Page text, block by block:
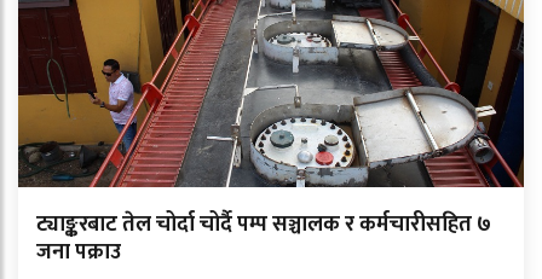
ट्याङ्करबाट तेल चोर्दा चोर्दै पम्प सञ्चालक र कर्मचारीसहित ७
जना पक्राउ